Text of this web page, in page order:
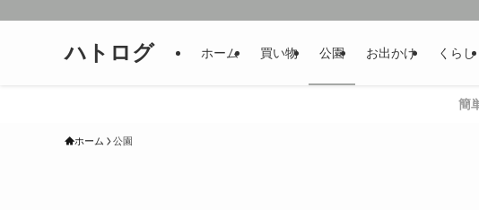
ハトログ ホーム 買い物 公園 お出かけ くらし
簡
ホーム 公園